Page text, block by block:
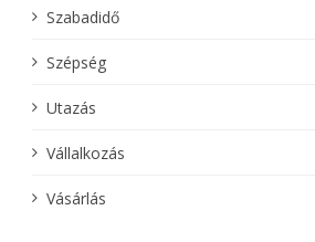
Szabadidő
Szépség
Utazás
Vállalkozás
Vásárlás